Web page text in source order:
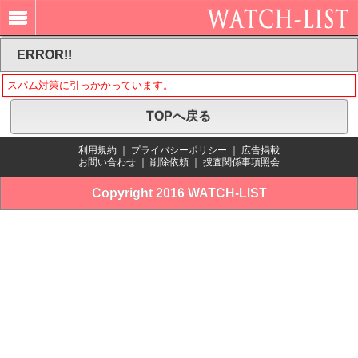
ERROR!!
スパム対策に引っかかっています。
TOPへ戻る
利用規約 プライバシーポリシー
広告掲載
お問い合わせ
削除依頼 捜査関係事項照会
Copyright 2016 WATCH-LIST